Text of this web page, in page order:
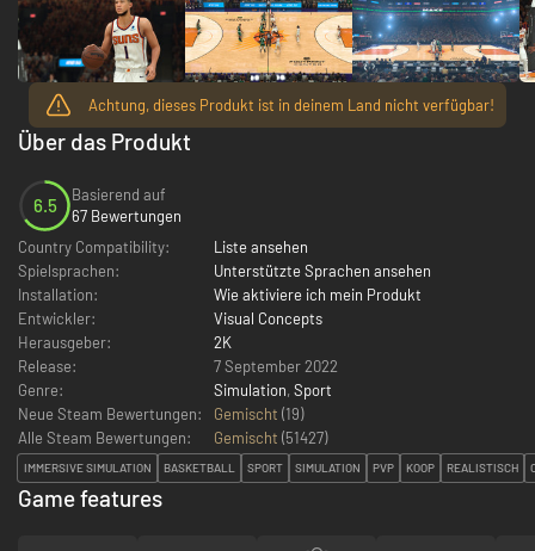
Achtung, dieses Produkt ist in deinem Land nicht verfügbar!
Über das Produkt
6.5
Basierend auf
67 Bewertungen
Country Compatibility:
Liste ansehen
Spielsprachen:
Unterstützte Sprachen ansehen
Installation:
Wie aktiviere ich mein Produkt
Entwickler:
Visual Concepts
Herausgeber:
2K
Release:
7 September 2022
Genre:
Simulation, Sport
Neue Steam Bewertungen:
Gemischt (19)
Alle Steam Bewertungen:
Gemischt (51427)
IMMERSIVE SIMULATION BASKETBALL SPORT SIMULATION PVP KOOP REALISTISCH
Game features